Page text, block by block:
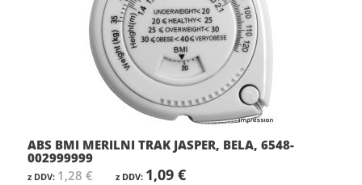
ABS BMI MERILNI TRAK JASPER, BELA, 6548-
002999999
1,28 €
1,09 €